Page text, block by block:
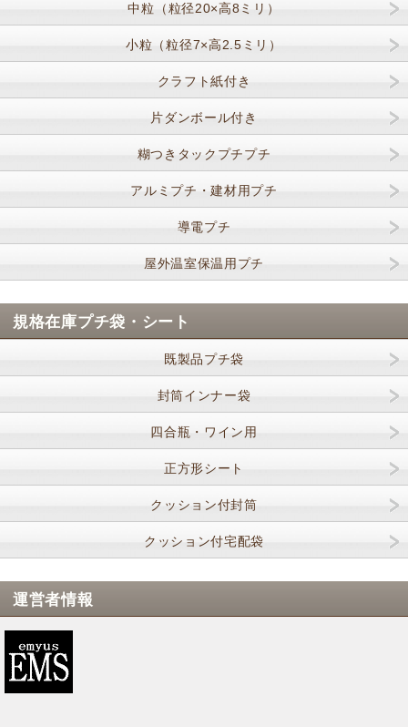
中粒（粒径20×高8ミリ）
小粒（粒径7×高2.5ミリ）
クラフト紙付き
片ダンボール付き
糊つきタックプチプチ
アルミプチ・建材用プチ
導電プチ
屋外温室保温用プチ
規格在庫プチ袋・シート
既製品プチ袋
封筒インナー袋
四合瓶・ワイン用
正方形シート
クッション付封筒
クッション付宅配袋
運営者情報